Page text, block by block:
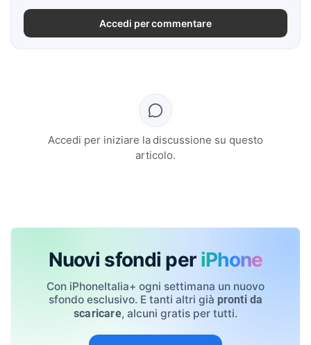
Accedi per commentare
Accedi per iniziare la discussione su questo
articolo.
Nuovi sfondi per iPhone
Con iPhoneItalia+ ogni settimana un nuovo
sfondo esclusivo. E tanti altri già pronti da
scaricare, alcuni gratis per tutti.